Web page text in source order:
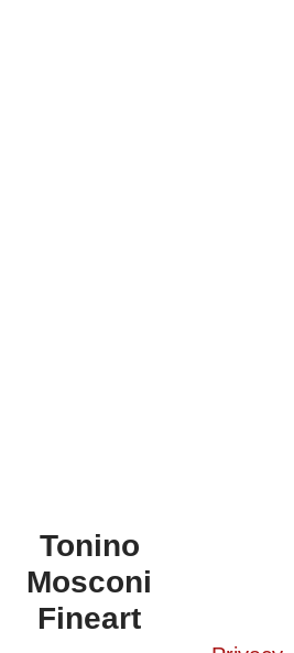
Tonino
Mosconi
Fineart